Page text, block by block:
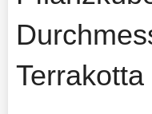
Terrakotta